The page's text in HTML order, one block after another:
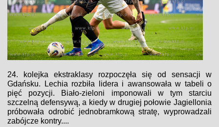
24. kolejka ekstraklasy rozpoczęła się od sensacji w
Gdańsku. Lechia rozbiła lidera i awansowała w tabeli o
pięć pozycji. Biało-zieloni imponowali w tym starciu
szczelną defensywą, a kiedy w drugiej połowie Jagiellonia
próbowała odrobić jednobramkową stratę, wyprowadzali
zabójcze kontry....